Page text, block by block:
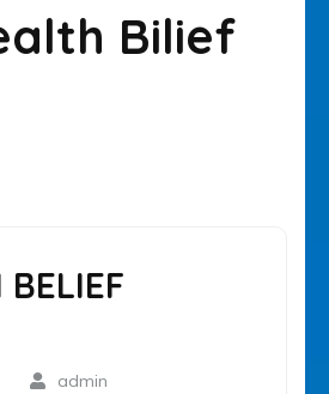
Bilief
BELIEF
admin